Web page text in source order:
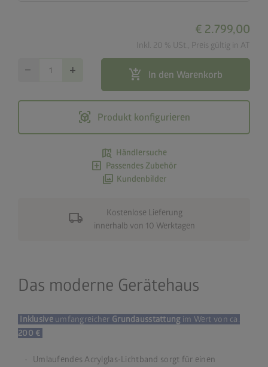
€ 2.799,00
Inkl. 20 % USt., Preis gültig in AT
remove add add_shopping_cart In den Warenkorb
view_in_ar Produkt konfigurieren
map_search Händlersuche
add_box Passendes Zubehör
photo_library Kundenbilder
local_shipping
Kostenlose Lieferung
innerhalb von 10 Werktagen
Das moderne Gerätehaus
Inklusive umfangreicher Grundausstattung im Wert von ca.
200 €
Umlaufendes Acrylglas-Lichtband sorgt für einen